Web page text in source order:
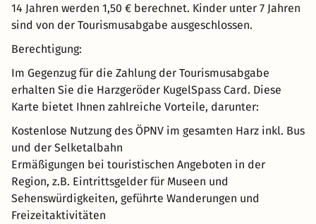
14 Jahren werden 1,50 € berechnet. Kinder unter 7 Jahren
sind von der Tourismusabgabe ausgeschlossen.
Berechtigung:
Im Gegenzug für die Zahlung der Tourismusabgabe
erhalten Sie die Harzgeröder KugelSpass Card. Diese
Karte bietet Ihnen zahlreiche Vorteile, darunter:
Kostenlose Nutzung des ÖPNV im gesamten Harz inkl. Bus
und der Selketalbahn
Ermäßigungen bei touristischen Angeboten in der
Region, z.B. Eintrittsgelder für Museen und
Sehenswürdigkeiten, geführte Wanderungen und
Freizeitaktivitäten